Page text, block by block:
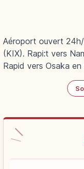
Aéroport ouvert
(KIX). Rapi:t vers
Rapid vers Osaka en